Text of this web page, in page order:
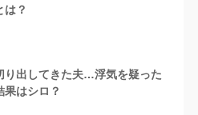
は？
り出してきた夫…浮気を疑った
果はシロ？